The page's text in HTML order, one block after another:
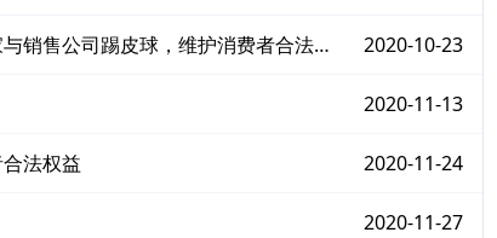
销售公司踢皮球，维护消费者合法权
2020-10-23
2020-11-13
法权益 2020-11-24
2020-11-27